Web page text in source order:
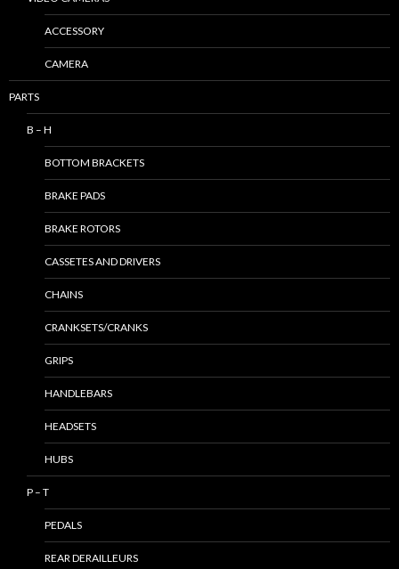
ACCESSORY
CAMERA
PARTS
B – H
BOTTOM BRACKETS
BRAKE PADS
BRAKE ROTORS
CASSETES AND DRIVERS
CHAINS
CRANKSETS/CRANKS
GRIPS
HANDLEBARS
HEADSETS
HUBS
P – T
PEDALS
REAR DERAILLEURS